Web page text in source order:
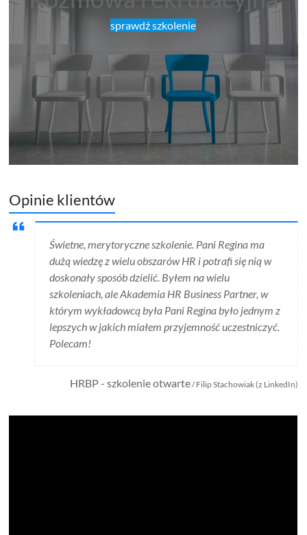
sprawdź szkolenie
Opinie klientów
Świetne, merytoryczne szkolenie. Pani Regina ma
dużą wiedzę z wielu obszarów HR i potrafi się nią w
doskonały sposób dzielić. Byłem na wielu
szkoleniach, ale Akademia HR Business Partner, w
którym wykładowcą była Pani Regina było jednym z
lepszych w jakich miałem przyjemność uczestniczyć.
Polecam!
HRBP - szkolenie otwarte/ Filip Stachowiak (z LinkedIn)